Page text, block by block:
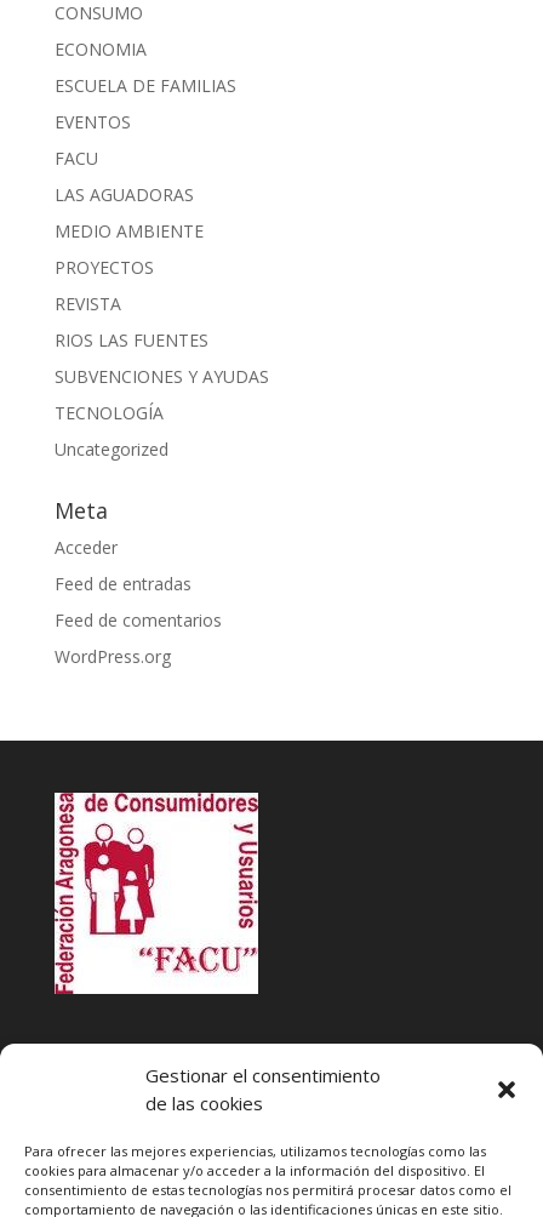
Gestionar el consentimiento
de las cookies
Para ofrecer las mejores experiencias, utilizamos tecnologías como las
cookies para almacenar y/o acceder a la información del dispositivo. El
consentimiento de estas tecnologías nos permitirá procesar datos como el
comportamiento de navegación o las identificaciones únicas en este sitio.
CONSUMO
ECONOMIA
ESCUELA DE FAMILIAS
EVENTOS
FACU
LAS AGUADORAS
MEDIO AMBIENTE
PROYECTOS
REVISTA
RIOS LAS FUENTES
SUBVENCIONES Y AYUDAS
TECNOLOGÍA
Uncategorized
Meta
Acceder
Feed de entradas
Feed de comentarios
WordPress.org
MARTES Y JUEVES de17:00 a 20 horas
Teléfono de contacto976 13 47 92